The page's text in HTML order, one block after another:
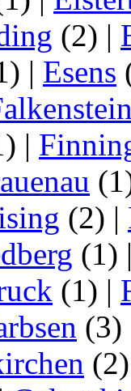
(2) |
| Esens
|
(2) |
(1)
(1) |
(3)